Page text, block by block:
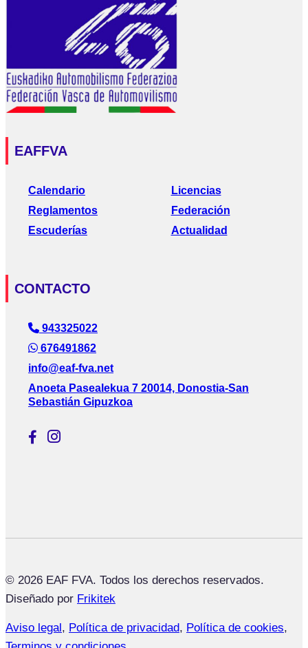
EAFFVA
Calendario
Reglamentos
Escuderías
Licencias
Federación
Actualidad
CONTACTO
943325022
676491862
info@eaf-fva.net
Anoeta Pasealekua 7 20014, Donostia-San
Sebastián Gipuzkoa
© 2026 EAF FVA. Todos los derechos reservados.
Diseñado por Frikitek
Aviso legal, Política de privacidad, Política de cookies,